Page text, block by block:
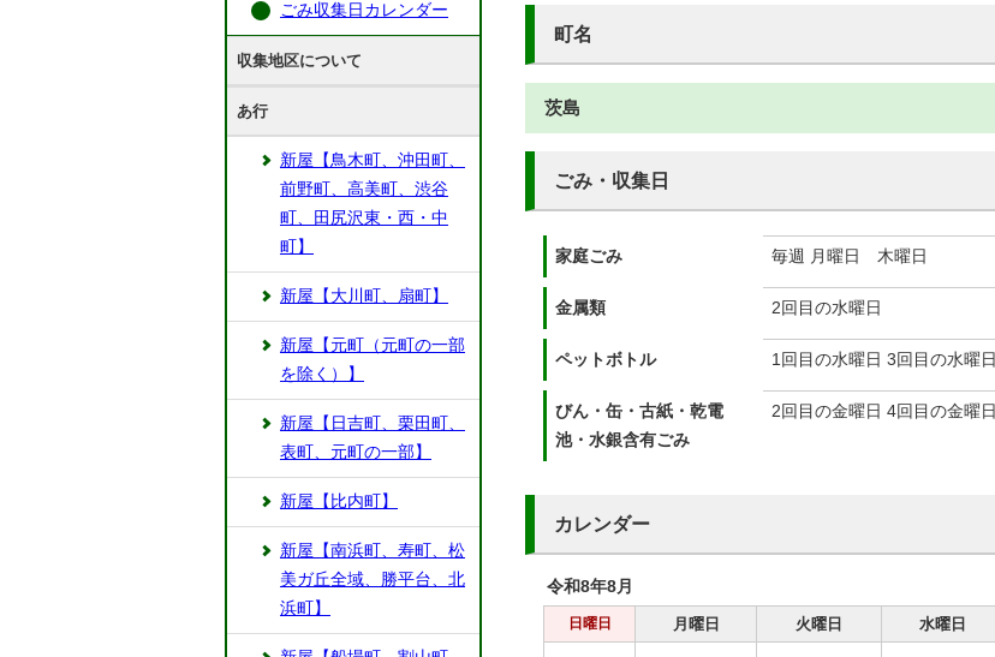
町名
茨島
ごみ・収集日
家庭ごみ 毎週 月曜日 木曜日
金属類 2回目の水曜日
ペットボトル 1回目の水曜日 3回目の水曜日
びん・缶・古紙・乾電
池・水銀含有ごみ
2回目の金曜日 4回目の金曜日
カレンダー
令和8年8月
日曜日 月曜日 火曜日 水曜日
ごみ収集日カレンダー
収集地区について
あ行
新屋【鳥木町、沖田町、
前野町、高美町、渋谷
町、田尻沢東・西・中
町】
新屋【大川町、扇町】
新屋【元町（元町の一部
を除く）】
新屋【日吉町、栗田町、
表町、元町の一部】
新屋【比内町】
新屋【南浜町、寿町、松
美ガ丘全域、勝平台、北
浜町】